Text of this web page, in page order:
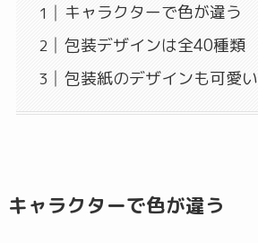
キャラクターで色が違う
包装デザインは全40種類
包装紙のデザインも可愛い
キャラクターで色が違う